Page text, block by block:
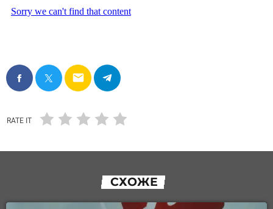
email
RATE IT
СХОЖЕ